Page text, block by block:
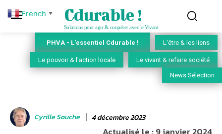
Cdurable !
Solutions pour agir & coopérer avec le Vivant
PHVA - L'essentiel Cdurable ! L'être & les liens
Le pouvoir & l'action locale Le vivant & refaire société
News Sélection
Cyrille Souche 4 décembre 2023
French ▼